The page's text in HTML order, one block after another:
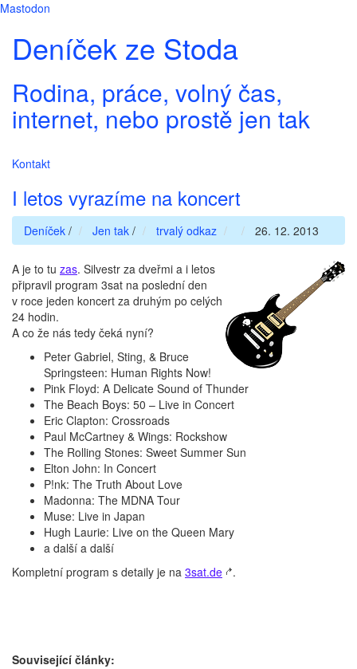
Mastodon
Deníček ze Stoda
Rodina, práce, volný čas,
internet, nebo prostě jen tak
Kontakt
I letos vyrazíme na koncert
Deníček / Jen tak / trvalý odkaz 26. 12. 2013
A je to tu zas. Silvestr za dveřmi a i letos
připravil program 3sat na poslední den
v roce jeden koncert za druhým po celých
24 hodin.
A co že nás tedy čeká nyní?
Peter Gabriel, Sting, & Bruce
Springsteen: Human Rights Now!
Pink Floyd: A Delicate Sound of Thunder
The Beach Boys: 50 – Live in Concert
Eric Clapton: Crossroads
Paul McCartney & Wings: Rockshow
The Rolling Stones: Sweet Summer Sun
Elton John: In Concert
P!nk: The Truth About Love
Madonna: The MDNA Tour
Muse: Live in Japan
Hugh Laurie: Live on the Queen Mary
a další a další
Kompletní program s detaily je na 3sat.de .
Související články: